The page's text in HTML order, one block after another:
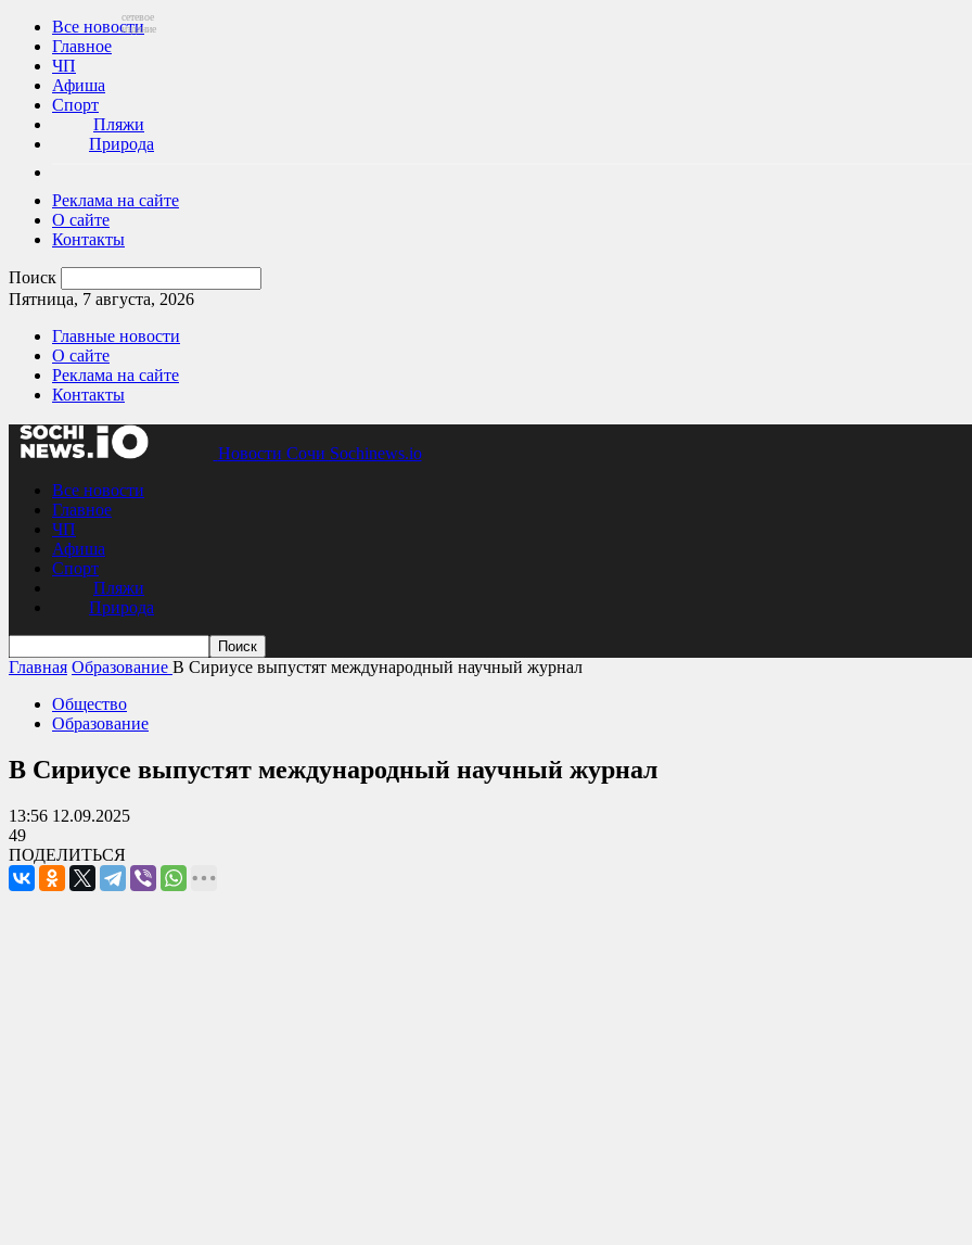
Все новости
Главное
ЧП
Афиша
Спорт
Пляжи
Природа
Реклама на сайте
О сайте
Контакты
Поиск
Пятница, 7 августа, 2026
Главные новости
О сайте
Реклама на сайте
Контакты
Новости Сочи Sochinews.io
сетевое
издание
Все новости
Главное
ЧП
Афиша
Спорт
Пляжи
Природа
Главная Образование В Сириусе выпустят международный научный журнал
Общество
Образование
В Сириусе выпустят международный научный журнал
13:56 12.09.2025
49
ПОДЕЛИТЬСЯ